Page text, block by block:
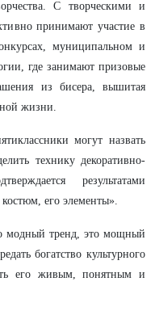
С творческими и
принимают участие в
муниципальном и
где занимают призовые
из бисера, вышитая
жизни.
могут назвать
технику декоративно-
результатами
его элементы».
модный тренд, это мощный
богатство культурного
его живым, понятным и